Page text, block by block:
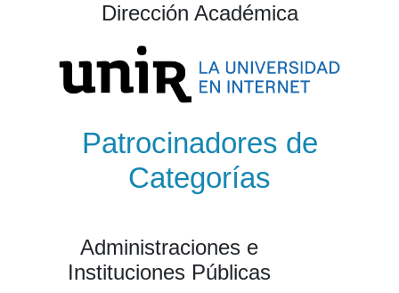
Dirección Académica
Patrocinadores de
Categorías
Administraciones e
Instituciones Públicas